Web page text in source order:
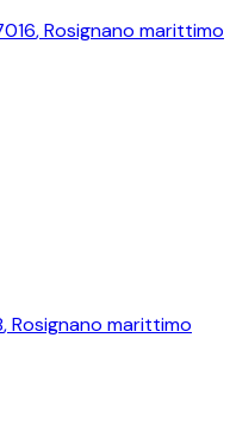
,Rosignano marittimo
,Rosignano marittimo